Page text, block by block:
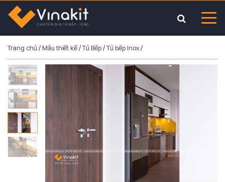
Trang chủ/Mẫu thiết kế/Tủ Bếp/Tủ bếp Inox/